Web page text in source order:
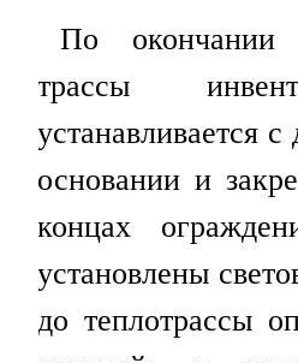
По окончании
трассы
устанавливается
основании и
концах
установлены
до теплотрассы